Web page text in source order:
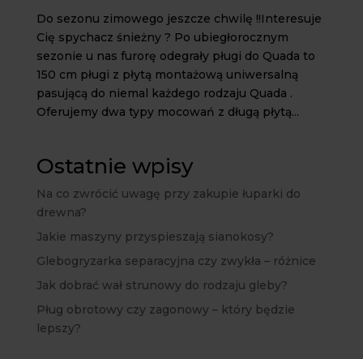
Do sezonu zimowego jeszcze chwilę !!Interesuje
Cię spychacz śnieżny ? Po ubiegłorocznym
sezonie u nas furorę odegrały pługi do Quada to
150 cm pługi z płytą montażową uniwersalną
pasującą do niemal każdego rodzaju Quada .
Oferujemy dwa typy mocowań z długą płytą...
Ostatnie wpisy
Na co zwrócić uwagę przy zakupie łuparki do
drewna?
Jakie maszyny przyspieszają sianokosy?
Glebogryzarka separacyjna czy zwykła – różnice
Jak dobrać wał strunowy do rodzaju gleby?
Pług obrotowy czy zagonowy – który będzie
lepszy?